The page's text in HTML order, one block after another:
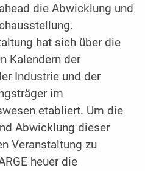
die Abwicklung und
hat sich über die
Kalendern der
Industrie und der
im
etabliert. Um die
Abwicklung dieser
Veranstaltung zu
heuer die